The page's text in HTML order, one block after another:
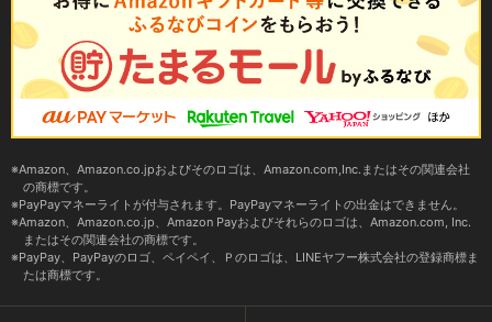
Amazon、Amazon.co.jpおよびそのロゴは、Amazon.com,Inc.またはその関連会社
の商標です。
PayPayマネーライトが付与されます。PayPayマネーライトの出金はできません。
Amazon、Amazon.co.jp、Amazon Payおよびそれらのロゴは、Amazon.com, Inc.
またはその関連会社の商標です。
PayPay、PayPayのロゴ、ペイペイ、Ｐのロゴは、LINEヤフー株式会社の登録商標ま
たは商標です。